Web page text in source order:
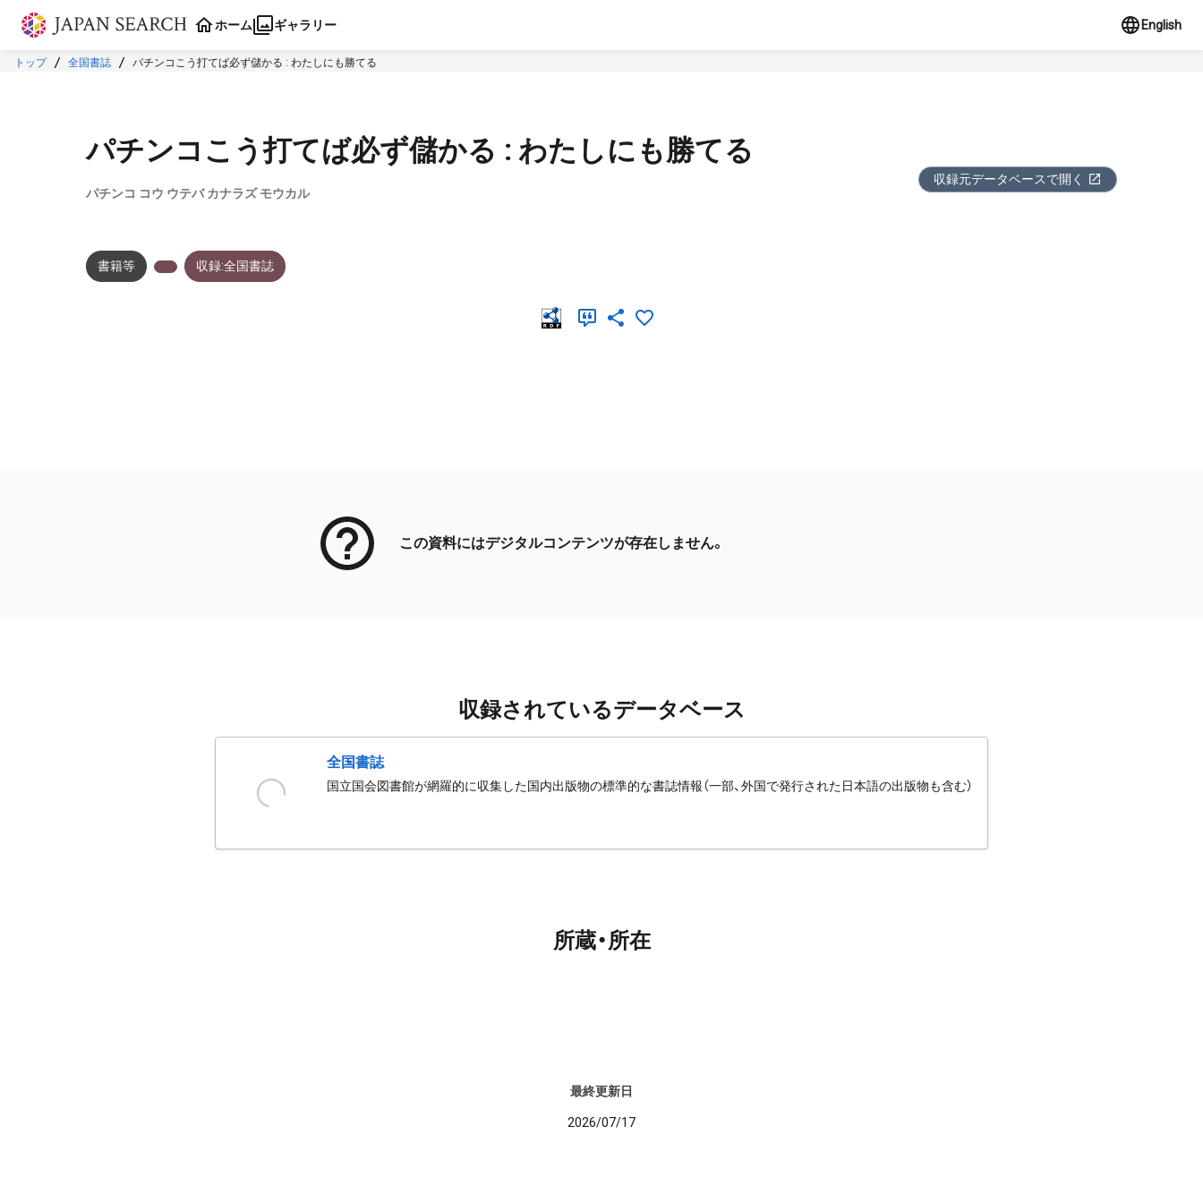
本文に飛ぶ
ホーム ギャラリー English
トップ 全国書誌 パチンコこう打てば必ず儲かる : わたしにも勝てる
パチンコこう打てば必ず儲かる : わたしにも勝てる
パチンコ コウ ウテバ カナラズ モウカル
収録元データベースで開く
書籍等 収録:全国書誌
この資料にはデジタルコンテンツが存在しません。
収録されているデータベース
全国書誌
国立国会図書館が網羅的に収集した国内出版物の標準的な書誌情報（一部、外国で発行された日本語の出版物も含む）
所蔵・所在
最終更新日
2026/07/17